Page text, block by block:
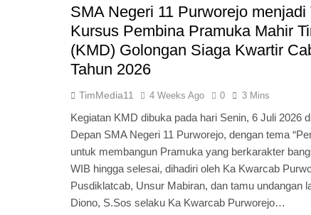
SMA Negeri 11 Purworejo menjadi
Kursus Pembina Pramuka Mahir
(KMD) Golongan Siaga Kwartir
Tahun 2026
TimMedia11 4 Weeks Ago 0 3 Mins
Kegiatan KMD dibuka pada hari Senin, 6 Juli 2026
Depan SMA Negeri 11 Purworejo, dengan tema
untuk membangun Pramuka yang berkarakter
WIB hingga selesai, dihadiri oleh Ka Kwarcab
Pusdiklatcab, Unsur Mabiran, dan tamu undangan
Diono, S.Sos selaku Ka Kwarcab Purworejo…